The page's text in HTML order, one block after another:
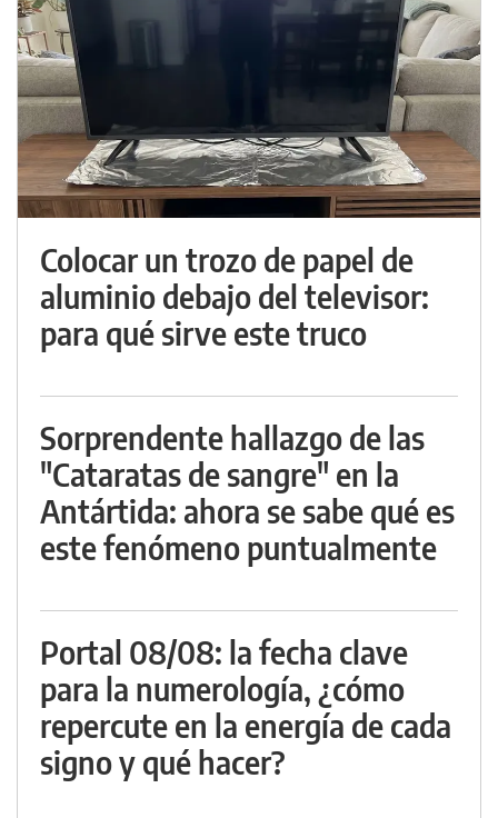
Colocar un trozo de papel de
aluminio debajo del televisor:
para qué sirve este truco
Sorprendente hallazgo de las
"Cataratas de sangre" en la
Antártida: ahora se sabe qué es
este fenómeno puntualmente
Portal 08/08: la fecha clave
para la numerología, ¿cómo
repercute en la energía de cada
signo y qué hacer?